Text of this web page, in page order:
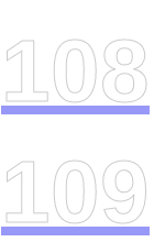
108
109